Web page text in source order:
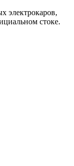
электрокаров,
стоке.